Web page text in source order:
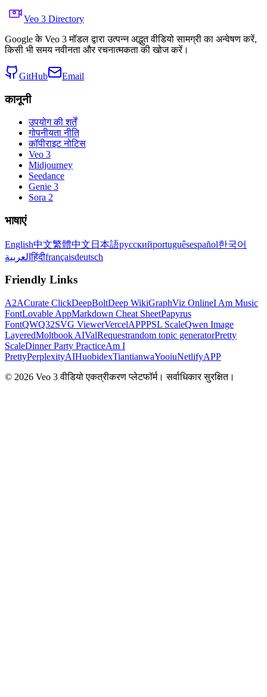
Matt McGill
Veo 3 Directory
Google के Veo 3 मॉडल द्वारा उत्पन्न अद्भुत वीडियो सामग्री का अन्वेषण करें,
किसी भी समय नवीनता और रचनात्मकता की खोज करें।
GitHub Email
कानूनी
उपयोग की शर्तें
गोपनीयता नीति
कॉपीराइट नोटिस
Veo 3
Midjourney
Seedance
Genie 3
Sora 2
भाषाएं
English中文繁體中文 日本語русскийportuguêsespañol한국어
العربيةहिंदीfrançaisdeutsch
Friendly Links
A2ACurate ClickDeepBoltDeep WikiGraphViz OnlineI Am Music
FontLovable AppMarkdown Cheat SheetPapyrus
FontQWQ32SVG ViewerVercelAPPPSL ScaleQwen Image
LayeredMoltbook AIValRequestrandom topic generatorPretty
ScaleDinner Party PracticeAm I
PrettyPerplexityAIHuobidexTiantianwaYooiuNetlifyAPP
© 2026 Veo 3 वीडियो एकत्रीकरण प्लेटफॉर्म। सर्वाधिकार सुरक्षित।